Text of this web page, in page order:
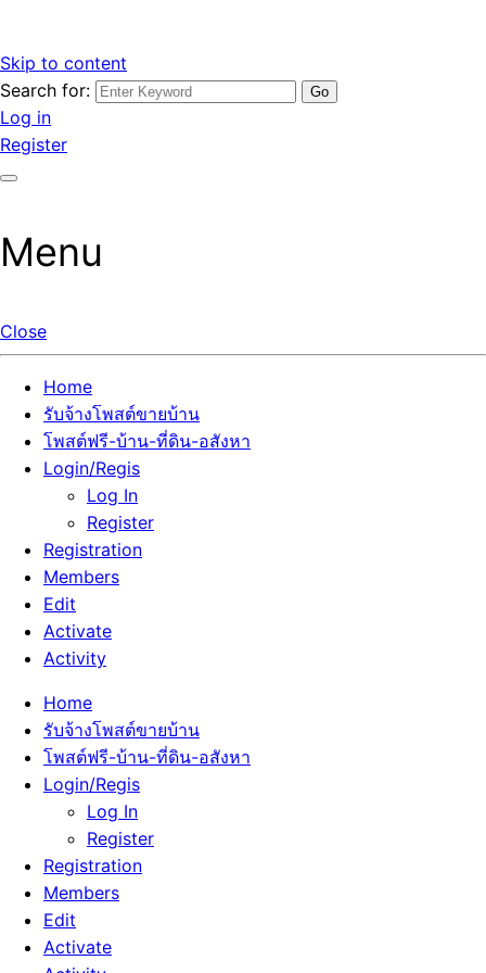
Skip to content
รับจ้างโพสต์ขายบ้านราคาถูก รับโพสต์ลงเว็บขายบ้าน ที่ดิน อสัง
หา โพสต์คุณภาพ ราคาคุ้มค่า แตกต่างกว่า
เว็บไซต์ รับจ้างโพสต์ขายบ้านราคาถูก อสังหา ทีดิน โพสต์ลงเว็บ
ขายบ้าน รับโพสต์ที่ดิน อสังหา เน้นผลงาน รับรองคุณภาพ ติดกู
เกิ้ลหน้าแรกทุกโพสต์ได้จริง ที่เดียวในไทย
Search for:
Log in
Register
Menu
Close
Home
รับจ้างโพสต์ขายบ้าน
โพสต์ฟรี-บ้าน-ที่ดิน-อสังหา
Login/Regis
Log In
Register
Registration
Members
Edit
Activate
Activity
Home
รับจ้างโพสต์ขายบ้าน
โพสต์ฟรี-บ้าน-ที่ดิน-อสังหา
Login/Regis
Log In
Register
Registration
Members
Edit
Activate